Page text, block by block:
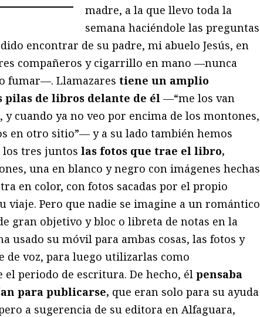
madre, a la que llevo toda la
semana haciéndole las preguntas
encontrar de su padre, mi abuelo Jesús, en
compañeros y cigarrillo en mano —nunca
fumar—. Llamazares tiene un amplio
de libros delante de él —“me los van
y cuando ya no veo por encima de los montones,
en otro sitio”— y a su lado también hemos
los tres juntos las fotos que trae el libro,
una en blanco y negro con imágenes hechas
en color, con fotos sacadas por el propio
viaje. Pero que nadie se imagine a un romántico
gran objetivo y bloc o libreta de notas en la
usado su móvil para ambas cosas, las fotos y
de voz, para luego utilizarlas como
periodo de escritura. De hecho, él pensaba
para publicarse, que eran solo para su ayuda
a sugerencia de su editora en Alfaguara,